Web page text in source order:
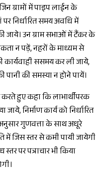
ग्रामों में पाइप लाईन के
निर्धारित समय अवधि में
जाये। उन ग्राम सभाओं में टैंकर के
न पड़ें, नहरों के माध्यम से
कार्यवाही ससमय कर ली जाये,
की समस्या न होने पायें।
करते हुए कहा कि लाभार्थीपरक
निर्माण कार्य को निर्धारित
अनुसार गुणवत्ता के साथ अधूरे
में जिस स्तर से कमी पायी जायेगी
पर पत्राचार भी किया